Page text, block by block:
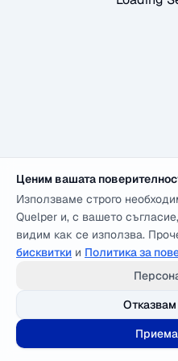
Ценим вашата
Използваме строго
Quelper и, с вашето
видим как се използва.
бисквитки и Политика за